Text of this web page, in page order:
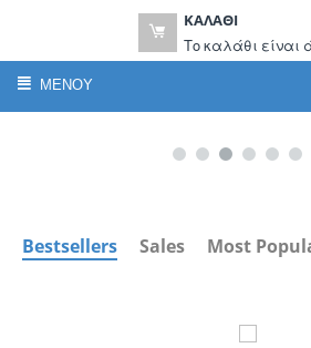
ΚΑΛΆΘΙ
Το καλάθι είναι
ΜΕΝΟΎ
Bestsellers Sales Most